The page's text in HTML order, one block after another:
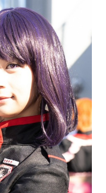
韓国・芸能
スポーツ
ブログ
その他
グルメ
ショッピング